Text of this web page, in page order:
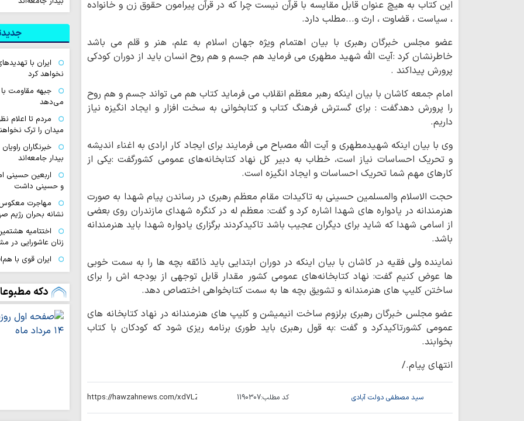
این کتاب به هیچ عنوان قابل مقایسه با قرآن نیست چرا که در قرآن پیرامون حقوق زن و خانواده
، سیاست ، قضاوت ، ارث و...مطلب دارد.
عضو مجلس خبرگان رهبری با بیان اهتمام ویژه جهان اسلام به علم، هنر و قلم می باشد
خاطرنشان کرد :آیت الله شهید مطهری می فرماید هم جسم و هم روح انسان باید از دوران کودکی
پرورش پیداکند .
امام جمعه کاشان با بیان اینکه رهبر معظم انقلاب می فرماید کتاب هم می تواند جسم و هم روح
را پرورش دهدگفت : برای گسترش فرهنگ کتاب و کتابخوانی به سخت افزار و ایجاد انگیزه نیاز
داریم.
وی با بیان اینکه شهیدمطهری و آیت الله مصباح می فرمایند برای ایجاد کار ارادی به اغناء اندیشه
و تحریک احساسات نیاز است، خطاب به دبیر کل نهاد کتابخانه‌های عمومی کشورگفت :یکی از
کارهای مهم شما تحریک احساسات و ایجاد انگیزه است.
حجت الاسلام والمسلمین حسینی به تاکیدات مقام معظم رهبری در رساندن پیام شهدا به صورت
هنرمندانه در یادواره های شهدا اشاره کرد و گفت: معظم له در کنگره شهدای مازندران روی بعضی
از اسامی شهدا که شاید برای دیگران عجیب باشد تاکیدکردند برگزاری یادواره شهدا باید هنرمندانه
باشد.
نماینده ولی فقیه در کاشان با بیان اینکه در دوران ابتدایی باید ذائقه بچه ها را به سمت خوبی
ها عوض کنیم گفت: نهاد کتابخانه‌های عمومی کشور مقدار قابل توجهی از بودجه اش را برای
ساختن کلیپ های هنرمندانه و تشویق بچه ها به سمت کتابخواهی اختصاص دهد.
عضو مجلس خبرگان رهبری برلزوم ساخت انیمیشن و کلیپ های هنرمندانه در نهاد کتابخانه های
عمومی کشورتاکیدکرد و گفت :به قول رهبری باید طوری برنامه ریزی شود که کودکان با کتاب
بخوابند.
انتهای پیام./
سید مصطفی دولت آبادی کد مطلب:1190307
ایران با
نخواهد کرد
جبهه مقاومت
می‌دهد
مردم تا اعلام
میدان را ترک
خبرنگاران
بیدار جامعه‌اند
اربعین حسینی
و حسینی داشت
مهاجرت معکوس
نشانه بحران رژیم
اختتامیه
زنان عاشورایی در
ایران قوی با
دیپلماسی هوشمند
اقتدار امروز
صحنه و توانمندی
ملت ایران با
آرمان‌های خود
سخت
دکه